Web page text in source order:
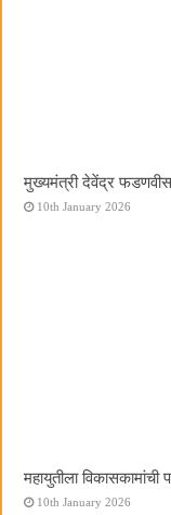
मुख्यमंत्री देवेंद्र फडणवीस
10th January 2026
महायुतीला
10th January 2026